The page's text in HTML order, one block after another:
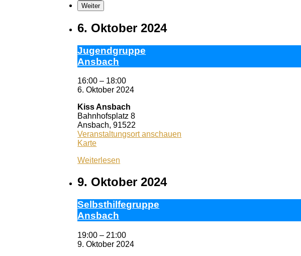
Weiter
6. Oktober 2024
Ju­gend­grup­pe
Ans­bach
16:00 – 18:00
6. Oktober 2024
Kiss Ansbach
Bahnhofsplatz 8
Ansbach,91522
Veranstaltungsort anschauen
KarteKiss
Weiterlesen
9. Oktober 2024
Selbst­hil­fe­grup­pe
Ans­bach
19:00 – 21:00
9. Oktober 2024